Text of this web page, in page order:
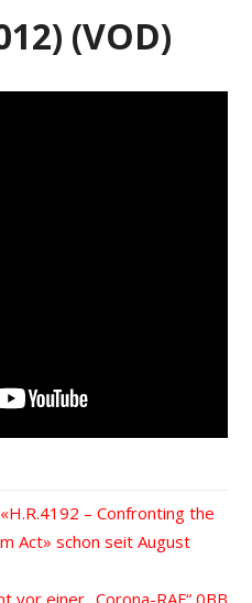
(VOD)
– Confronting the
Act» schon seit August